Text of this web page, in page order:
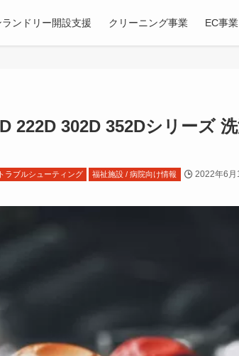
ランドリー開設支援 クリーニング事業 EC事業
222D 302D 352Dシリーズ
ラブルシューティング 福祉施設 / 病院向け情報 2022年6月